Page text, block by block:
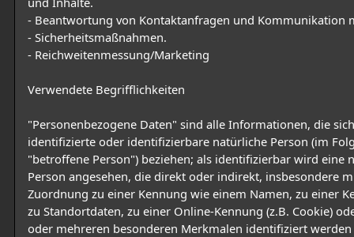
- Beantwortung von Kontaktanfragen und Kommunikation
- Sicherheitsmaßnahmen.
- Reichweitenmessung/Marketing
Verwendete Begrifflichkeiten
"Personenbezogene Daten" sind alle Informationen, die
identifizierte oder identifizierbare natürliche Person (im
"betroffene Person") beziehen; als identifizierbar wird eine
Person angesehen, die direkt oder indirekt, insbesondere
Zuordnung zu einer Kennung wie einem Namen, zu einer
zu Standortdaten, zu einer Online-Kennung (z.B. Cookie)
oder mehreren besonderen Merkmalen identifiziert